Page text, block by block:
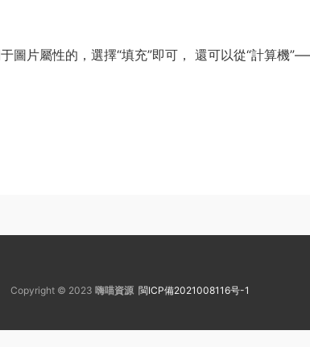
圖片屬性的，選擇“填充”即可， 還可以從“計算機
Copyright © 2023 嗨喵資源 閩ICP備2021008116号-1